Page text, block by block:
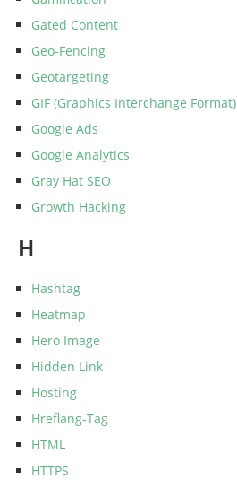
Gated Content
Geo-Fencing
Geotargeting
GIF (Graphics Interchange Format)
Google Ads
Google Analytics
Gray Hat SEO
Growth Hacking
H
Hashtag
Heatmap
Hero Image
Hidden Link
Hosting
Hreflang-Tag
HTML
HTTPS